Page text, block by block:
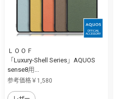
ＬＯＯＦ
「Luxury-Shell Series」AQUOS
sense8用...
参考価格￥1,580